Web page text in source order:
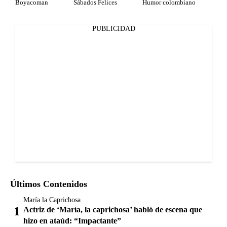
Boyacoman Sábados Felices Humor colombiano
PUBLICIDAD
Últimos Contenidos
María la Caprichosa
Actriz de ‘María, la caprichosa’ habló de escena que
hizo en ataúd: “Impactante”